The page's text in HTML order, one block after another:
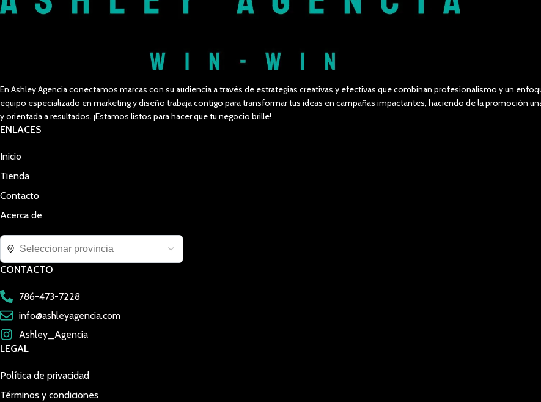
En Ashley Agencia conectamos marcas con su audiencia a través de estrategias creativas y efectivas que combinan profesionalismo y un
equipo especializado en marketing y diseño trabaja contigo para transformar tus ideas en campañas impactantes, haciendo de la promoción
y orientada a resultados. ¡Estamos listos para hacer que tu negocio brille!
ENLACES
Inicio
Tienda
Contacto
Acerca de
CONTACTO
786-473-7228
info@ashleyagencia.com
Ashley_Agencia
LEGAL
Política de privacidad
Términos y condiciones